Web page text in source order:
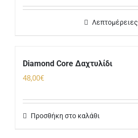
Λεπτομέρειες
Diamond Core Δαχτυλίδι
48,00€
Προσθήκη στο καλάθι